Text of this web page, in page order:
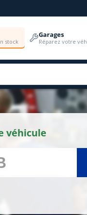
stock
Garages
Réparez votre
véhicule